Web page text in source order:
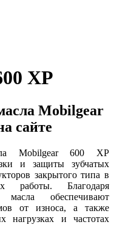
XP
Mobilgear
сайте
Mobilgear 600 XP
и защиты зубчатых
закрытого типа в
работы. Благодаря
масла обеспечивают
от износа, а также
нагрузках и частотах